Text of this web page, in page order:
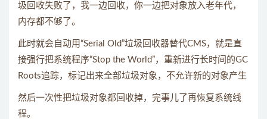
圾回收失败了，我一边回收，你一边把对象放入老年代，
内存都不够了。
此时就会自动用“Serial Old”垃圾回收器替代CMS，就是直
接强行把系统程序“Stop the World”，重新进行长时间的GC
Roots追踪，标记出来全部垃圾对象，不允许新的对象产生
然后一次性把垃圾对象都回收掉，完事儿了再恢复系统线
程。